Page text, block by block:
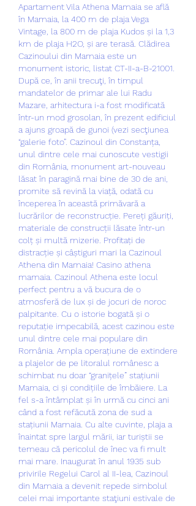
Apartament Vila Athena Mamaia se află
în Mamaia, la 400 m de plaja Vega
Vintage, la 800 m de plaja Kudos și la 1,3
km de plaja H2O, și are terasă. Clădirea
Cazinoului din Mamaia este un
monument istoric, listat CT-II-a-B-21001.
După ce, în anii trecuţi, în timpul
mandatelor de primar ale lui Radu
Mazare, arhitectura i-a fost modificată
într-un mod grosolan, în prezent edificiul
a ajuns groapă de gunoi (vezi secţiunea
“galerie foto”. Cazinoul din Constanța,
unul dintre cele mai cunoscute vestigii
din România, monument art-nouveau
lăsat în paragină mai bine de 30 de ani,
promite să revină la viață, odată cu
începerea în această primăvară a
lucrărilor de reconstrucție. Pereți găuriți,
materiale de construcții lăsate într-un
colț și multă mizerie. Profitați de
distracție și câștiguri mari la Cazinoul
Athena din Mamaia! Casino athena
mamaia. Cazinoul Athena este locul
perfect pentru a vă bucura de o
atmosferă de lux și de jocuri de noroc
palpitante. Cu o istorie bogată și o
reputație impecabilă, acest cazinou este
unul dintre cele mai populare din
România. Ampla operațiune de extindere
a plajelor de pe litoralul românesc a
schimbat nu doar “granițele” stațiunii
Mamaia, ci și condițiile de îmbăiere. La
fel s-a întâmplat și în urmă cu cinci ani
când a fost refăcută zona de sud a
stațiunii Mamaia. Cu alte cuvinte, plaja a
înaintat spre largul mării, iar turiștii se
temeau că pericolul de înec va fi mult
mai mare. Inaugurat în anul 1935 sub
privirile Regelui Carol al II-lea, Cazinoul
din Mamaia a devenit repede simbolul
celei mai importante staţiuni estivale de